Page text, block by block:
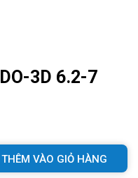
3D 6.2-7
THÊM VÀO GIỎ HÀNG